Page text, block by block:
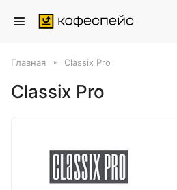
Главная Classix Pro
Classix Pro